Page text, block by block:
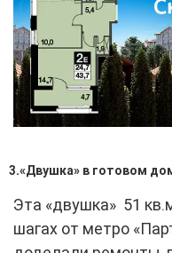
3.«Двушка» в готовом
Эта «двушка» 51
шагах от метро